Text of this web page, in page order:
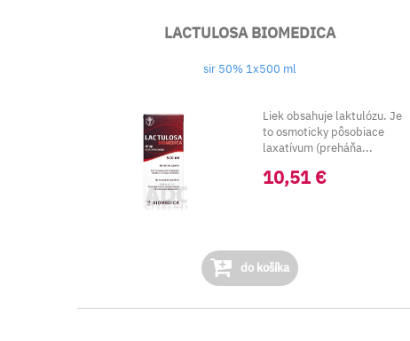
LACTULOSA BIOMEDICA
sir 50% 1x500 ml
Liek obsahuje laktulózu. Je
to osmoticky pôsobiace
laxatívum (preháňa...
10,51 €
do košíka